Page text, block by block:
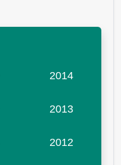
2014
2013
2012